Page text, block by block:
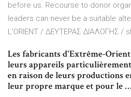
before us. Recourse to donor
leaders can never be a suitable
L'ORIENT / ΔΕΥΤΕΡΑΣ ΔΙΑΛΟΓΗΣ /
Les fabricants d'Extrême-
leurs appareils
en raison de leurs productions
leur propre marque et pour le …